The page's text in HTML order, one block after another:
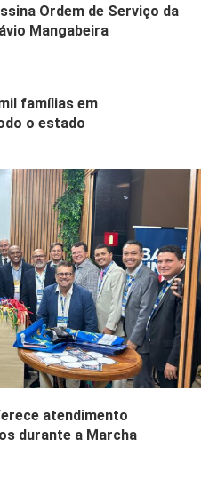
Ordem de Serviço da
Mangabeira
famílias em
o estado
atendimento
durante a Marcha